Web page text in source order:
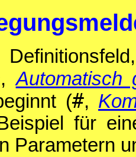
,Automatisch
(#,
für
Parametern